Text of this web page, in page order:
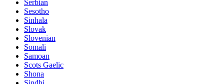
Serbian
Sesotho
Sinhala
Slovak
Slovenian
Somali
Samoan
Scots Gaelic
Shona